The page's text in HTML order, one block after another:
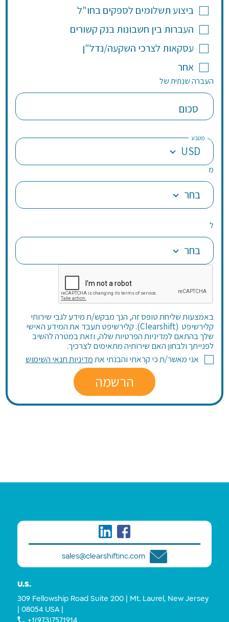
ביצוע תשלומים לספקים בחו"ל
העברות בין חשבונות בנק קשורים
עסקאות לצרכי השקעה/נדל"ן
אחר
העברה שנתית של
סכום
מטבע
USD
מ
בחר
ל
בחר
באמצעות שליחת טופס זה, הנך מבקש/ת מידע לגבי שירותי
קלירשיפט (Clearshift). קלירשיפט תעבד את המידע האישי
שלך בהתאם למדיניות הפרטיות שלה, וזאת במטרה להשיב
לפנייתך ולבחון האם שירותיה מתאימים לצרכיך.
אני מאשר/ת כי קראתי והבנתי אתמדיניות תנאי השימוש
הרשמה
sales@clearshiftinc.com
U.S.
309 Fellowship Road Suite 200 | Mt. Laurel, New Jersey
| 08054 USA |